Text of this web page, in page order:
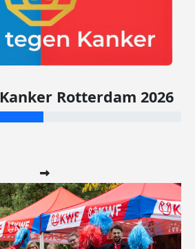
Rotterdam 2026